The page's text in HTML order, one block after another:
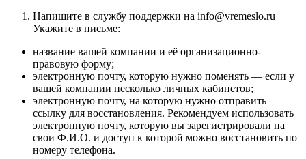
Напишите в службу поддержки на info@vremeslo.ru
Укажите в письме:
название вашей компании и её организационно-
правовую форму;
электронную почту, которую нужно поменять — если у
вашей компании несколько личных кабинетов;
электронную почту, на которую нужно отправить
ссылку для восстановления. Рекомендуем использовать
электронную почту, которую вы зарегистрировали на
свои Ф.И.О. и доступ к которой можно восстановить по
номеру телефона.